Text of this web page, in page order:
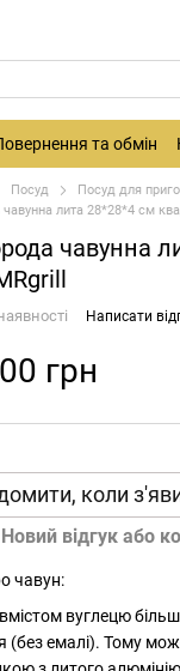
та обмін
Посуд Посуд для
лита 28*28*4 см
чавунна
Написати
грн
коли
Новий відгук або
чавун:
вмістом вуглецю
(без емалі). Тому